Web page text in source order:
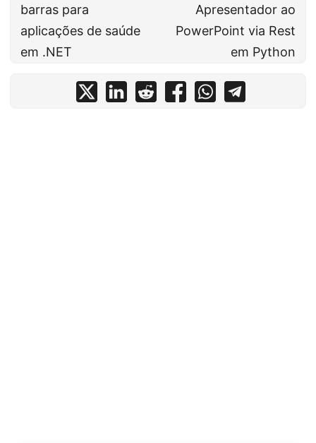
barras para
aplicações de saúde
em .NET
Apresentador ao
PowerPoint via Rest
em Python